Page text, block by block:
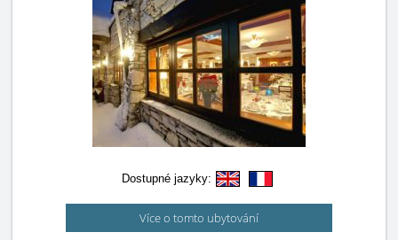
Dostupné jazyky:
Více o tomto ubytování